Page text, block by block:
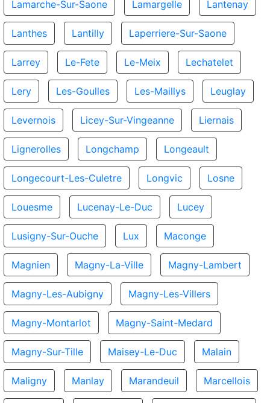
Lamarche-Sur-Saone Lamargelle Lantenay
Lanthes Lantilly Laperriere-Sur-Saone
Larrey Le-Fete Le-Meix Lechatelet
Lery Les-Goulles Les-Maillys Leuglay
Levernois Licey-Sur-Vingeanne Liernais
Lignerolles Longchamp Longeault
Longecourt-Les-Culetre Longvic Losne
Louesme Lucenay-Le-Duc Lucey
Lusigny-Sur-Ouche Lux Maconge
Magnien Magny-La-Ville Magny-Lambert
Magny-Les-Aubigny Magny-Les-Villers
Magny-Montarlot Magny-Saint-Medard
Magny-Sur-Tille Maisey-Le-Duc Malain
Maligny Manlay Marandeuil Marcellois